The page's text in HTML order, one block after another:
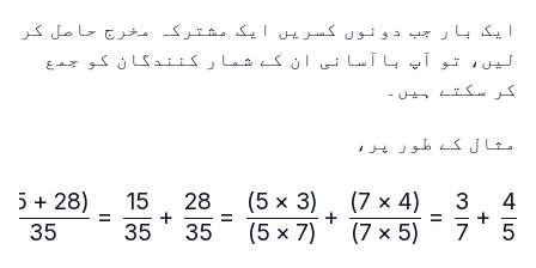
ایک بار جب دونوں کسریں ایک مشترکہ مخرج حاصل کر
لیں، تو آپ باآسانی ان کے شمار کنندگان کو جمع
کر سکتے ہیں۔
مثال کے طور پر،
\frac{4}{5} + \frac{3}{7} = \frac{(4×7)}{(5×7)} + \frac{(3×5)}{(7×5)} = \frac{28}{35} + \frac{15}{35} = \frac{(28+15)}{35} = \frac{43}{35} = 1{\frac{8}{35}}
5
4
+
7
3
=
(
5
×
7
)
(
4
×
7
)
+
(
7
×
5
)
(
3
×
5
)
=
35
28
+
35
15
=
35
(
28
+
15